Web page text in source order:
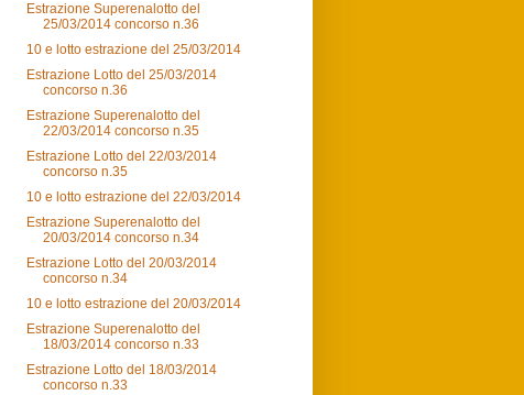
Estrazione Superenalotto del
25/03/2014 concorso n.36
10 e lotto estrazione del 25/03/2014
Estrazione Lotto del 25/03/2014
concorso n.36
Estrazione Superenalotto del
22/03/2014 concorso n.35
Estrazione Lotto del 22/03/2014
concorso n.35
10 e lotto estrazione del 22/03/2014
Estrazione Superenalotto del
20/03/2014 concorso n.34
Estrazione Lotto del 20/03/2014
concorso n.34
10 e lotto estrazione del 20/03/2014
Estrazione Superenalotto del
18/03/2014 concorso n.33
Estrazione Lotto del 18/03/2014
concorso n.33